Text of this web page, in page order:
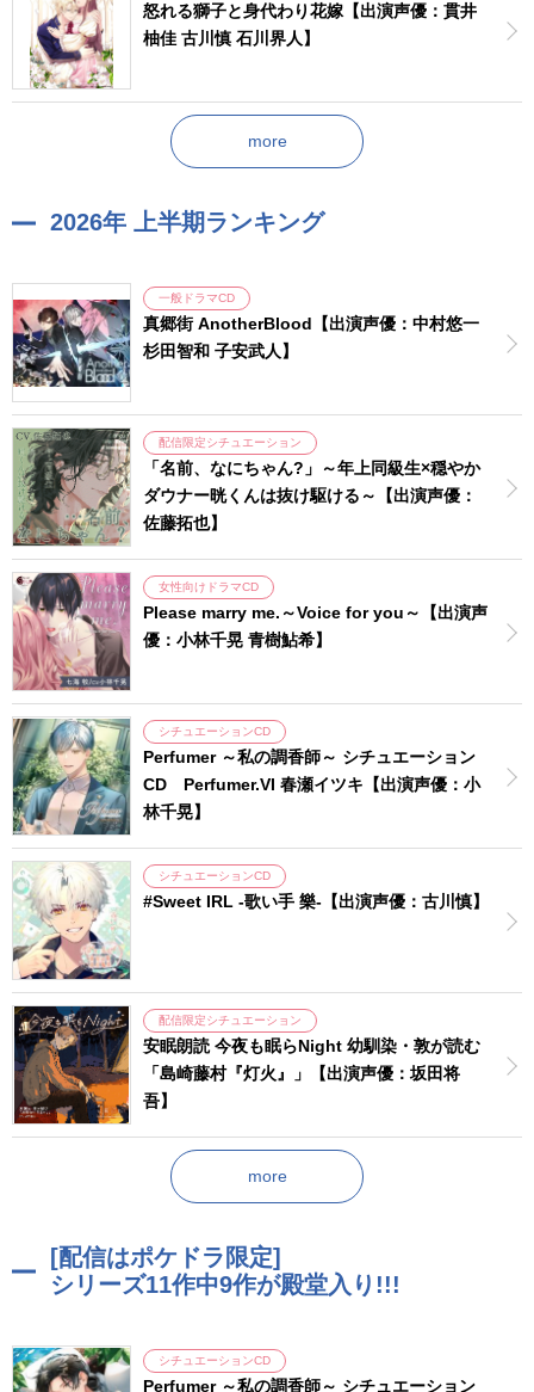
怒れる獅子と身代わり花嫁【出演声優：貫井
柚佳 古川慎 石川界人】
more
2026年 上半期ランキング
一般ドラマCD
真郷街 AnotherBlood【出演声優：中村悠一
杉田智和 子安武人】
配信限定シチュエーション
「名前、なにちゃん?」～年上同級生×穏やか
ダウナー晄くんは抜け駆ける～【出演声優：
佐藤拓也】
女性向けドラマCD
Please marry me.～Voice for you～【出演声
優：小林千晃 青樹鮎希】
シチュエーションCD
Perfumer ～私の調香師～ シチュエーション
CD Perfumer.VI 春瀬イツキ【出演声優：小
林千晃】
シチュエーションCD
#Sweet IRL -歌い手 樂-【出演声優：古川慎】
配信限定シチュエーション
安眠朗読 今夜も眠らNight 幼馴染・敦が読む
「島崎藤村『灯火』」【出演声優：坂田将
吾】
more
[配信はポケドラ限定]
シリーズ11作中9作が殿堂入り!!!
シチュエーションCD
Perfumer ～私の調香師～ シチュエーション